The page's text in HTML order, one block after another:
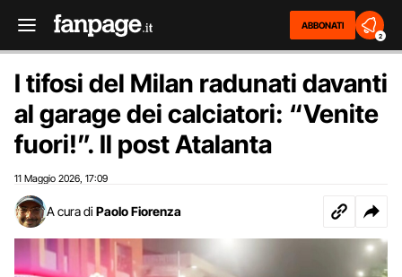
ABBONATI
2
I tifosi del Milan radunati davanti
al garage dei calciatori: “Venite
fuori!”. Il post Atalanta
11 Maggio 2026 17:09
A cura di Paolo Fiorenza